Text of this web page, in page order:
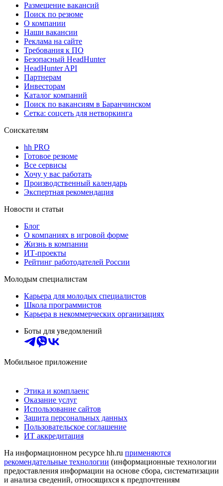
Размещение вакансий
Поиск по резюме
О компании
Наши вакансии
Реклама на сайте
Требования к ПО
Безопасный HeadHunter
HeadHunter API
Партнерам
Инвесторам
Каталог компаний
Поиск по вакансиям в Баранчинском
Сетка: соцсеть для нетворкинга
Соискателям
hh PRO
Готовое резюме
Все сервисы
Хочу у вас работать
Производственный календарь
Экспертная рекомендация
Новости и статьи
Блог
О компаниях в игровой форме
Жизнь в компании
ИТ-проекты
Рейтинг работодателей России
Молодым специалистам
Карьера для молодых специалистов
Школа программистов
Карьера в некоммерческих организациях
Боты для уведомлений
Мобильное приложение
Этика и комплаенс
Оказание услуг
Использование сайтов
Защита персональных данных
Пользовательское соглашение
ИТ аккредитация
На информационном ресурсе hh.ru применяются
рекомендательные технологии (информационные технологии
предоставления информации на основе сбора, систематизации
и анализа сведений, относящихся к предпочтениям